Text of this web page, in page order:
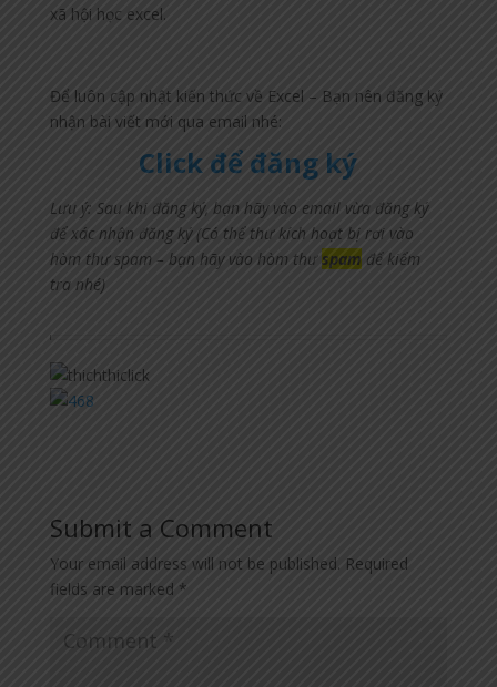
xã hội học excel.
Để luôn cập nhật kiến thức về Excel – Bạn nên đăng ký
nhận bài viết mới qua email nhé:
Click để đăng ký
Lưu ý: Sau khi đăng ký, bạn hãy vào email vừa đăng ký
để xác nhận đăng ký (Có thể thư kích hoạt bị rơi vào
hòm thư spam – bạn hãy vào hòm thư spam để kiểm
tra nhé)
Submit a Comment
Your email address will not be published. Required
fields are marked *